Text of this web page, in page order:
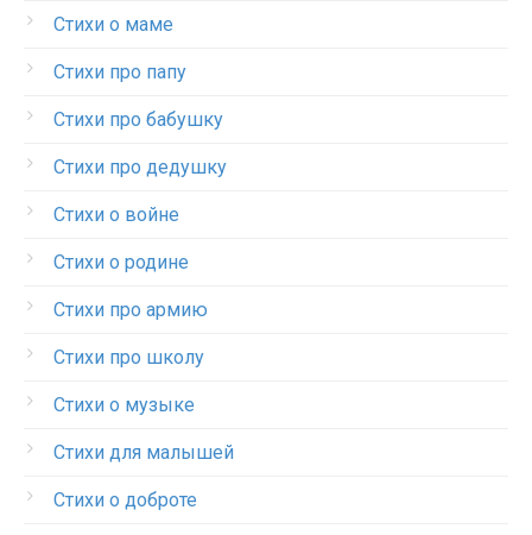
Стихи о маме
Стихи про папу
Стихи про бабушку
Стихи про дедушку
Стихи о войне
Стихи о родине
Стихи про армию
Стихи про школу
Стихи о музыке
Стихи для малышей
Стихи о доброте